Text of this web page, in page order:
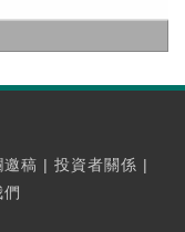
邀稿 | 投資者關係 |